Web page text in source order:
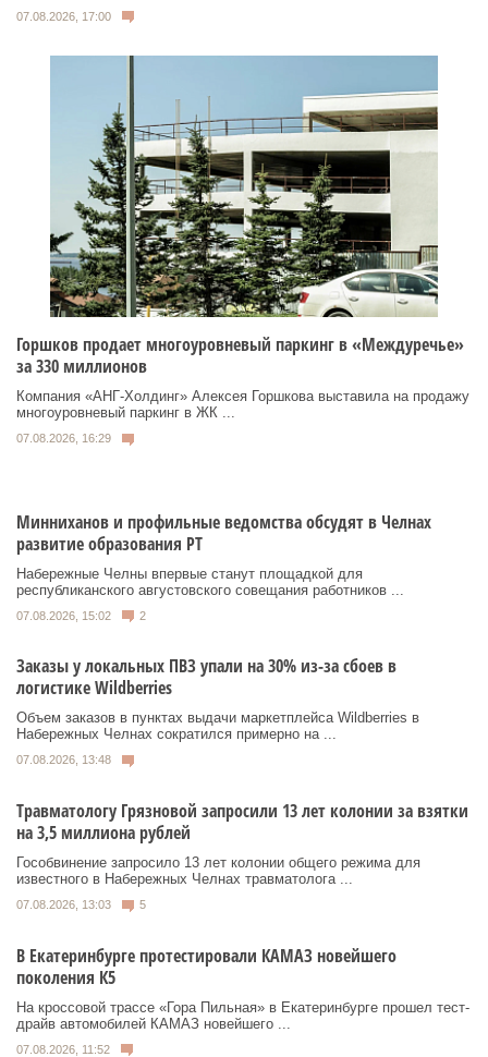
07.08.2026, 17:00
Горшков продает многоуровневый паркинг в «Междуречье»
за 330 миллионов
Компания «АНГ-Холдинг» Алексея Горшкова выставила на продажу
многоуровневый паркинг в ЖК ...
07.08.2026, 16:29
Минниханов и профильные ведомства обсудят в Челнах
развитие образования РТ
Набережные Челны впервые станут площадкой для
республиканского августовского совещания работников ...
07.08.2026, 15:02 2
Заказы у локальных ПВЗ упали на 30% из-за сбоев в
логистике Wildberries
Объем заказов в пунктах выдачи маркетплейса Wildberries в
Набережных Челнах сократился примерно на ...
07.08.2026, 13:48
Травматологу Грязновой запросили 13 лет колонии за взятки
на 3,5 миллиона рублей
Гособвинение запросило 13 лет колонии общего режима для
известного в Набережных Челнах травматолога ...
07.08.2026, 13:03 5
В Екатеринбурге протестировали КАМАЗ новейшего
поколения К5
На кроссовой трассе «Гора Пильная» в Екатеринбурге прошел тест-
драйв автомобилей КАМАЗ новейшего ...
07.08.2026, 11:52